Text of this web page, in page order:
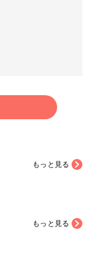
もっと見る
もっと見る